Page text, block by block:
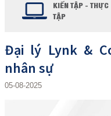
KIẾN TẬP - THỰC
TẬP
Đại lý Lynk &
nhân sự
05-08-2025